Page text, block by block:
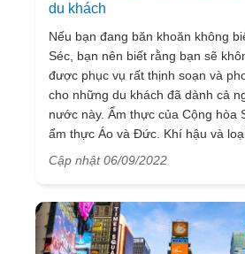
du khách
Nếu bạn đang băn khoăn không
Séc, bạn nên biết rằng bạn sẽ
được phục vụ rất thịnh soạn và
cho những du khách đã dành cả
nước này. Ẩm thực của Cộng hòa
ẩm thực Áo và Đức. Khí hậu và
trồng trong nước cũng rất quan
bò và thịt lợn. Dưới đây là một số
thấy trong các nhà hàng mà du
khi đến du lịch tại Séc.
Cập nhật 06/09/2022